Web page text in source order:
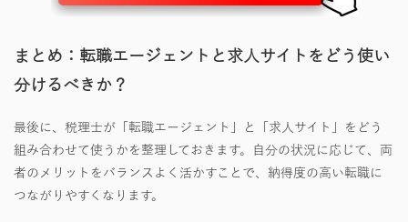
まとめ：転職エージェントと求人サイトをどう使い
分けるべきか？
最後に、税理士が「転職エージェント」と「求人サイト」をどう
組み合わせて使うかを整理しておきます。自分の状況に応じて、両
者のメリットをバランスよく活かすことで、納得度の高い転職に
つながりやすくなります。